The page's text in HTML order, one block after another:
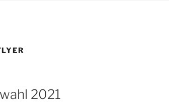
2021